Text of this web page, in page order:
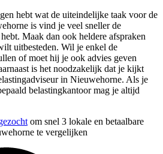
hebt wat de uiteindelijke taak voor de
is vind je veel sneller de
Maak dan ook heldere afspraken
uitbesteden. Wil je enkel de
of moet hij je ook advies geven
is het noodzakelijk dat je kijkt
in Nieuwehorne. Als je
belastingkantoor mag je altijd
om snel 3 lokale en betaalbare
te vergelijken